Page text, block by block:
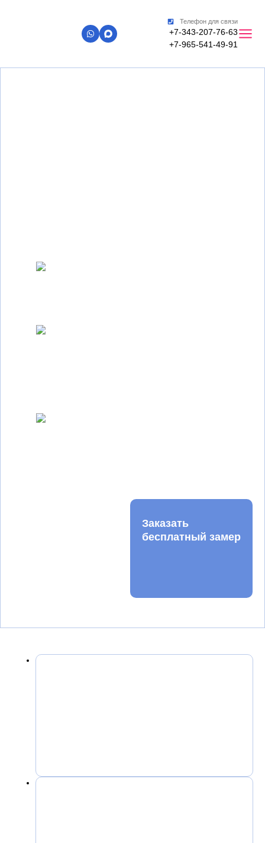
Телефон для связи
+7-343-207-76-63
+7-965-541-49-91
Заказать
бесплатный замер